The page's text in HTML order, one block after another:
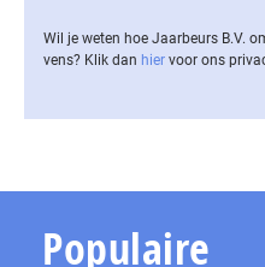
Wil je weten hoe Jaarbeurs B.V.
vens? Klik dan hier voor ons
Populaire